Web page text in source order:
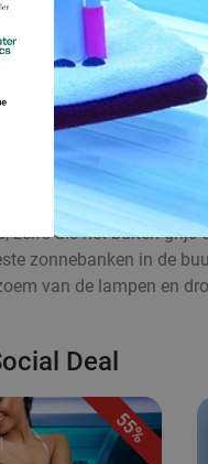
zelfs als het buiten
zonnebanken in de
van de lampen en
Deal
55%